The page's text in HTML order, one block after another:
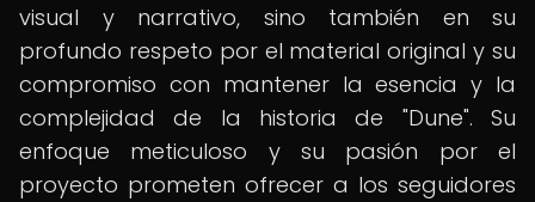
visual y narrativo, sino también en su
profundo respeto por el material original y su
compromiso con mantener la esencia y la
complejidad de la historia de "Dune". Su
enfoque meticuloso y su pasión por el
proyecto prometen ofrecer a los seguidores